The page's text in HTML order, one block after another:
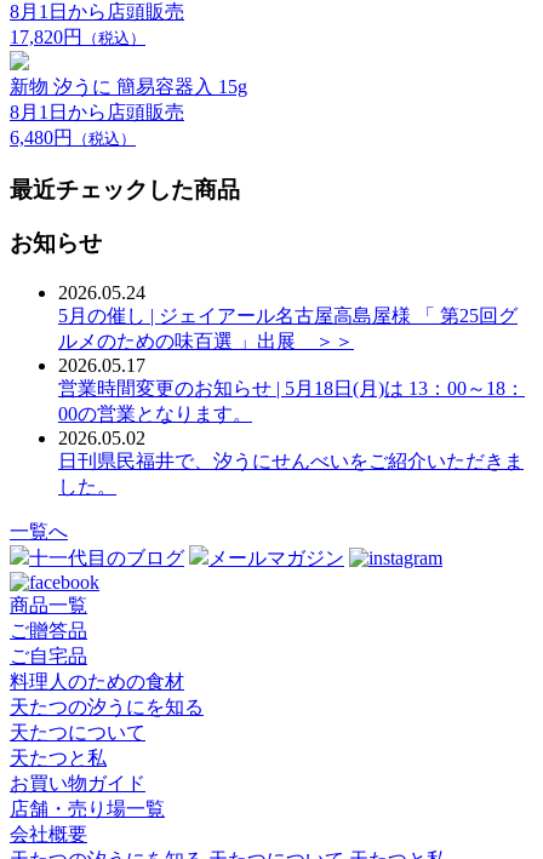
8月1日から店頭販売
17,820円
（税込）
新物 汐うに 簡易容器入 15g
8月1日から店頭販売
6,480円
（税込）
最近チェックした商品
お知らせ
2026.05.24
5月の催し | ジェイアール名古屋高島屋様 「 第25回グ
ルメのための味百選 」出展 ＞＞
2026.05.17
営業時間変更のお知らせ | 5月18日(月)は 13：00～18：
00の営業となります。
2026.05.02
日刊県民福井で、汐うにせんべいをご紹介いただきま
した。
一覧へ
十一代目のブログ
メールマガジン
商品一覧
ご贈答品
ご自宅品
料理人のための食材
天たつの汐うにを知る
天たつについて
天たつと私
お買い物ガイド
店舗・売り場一覧
会社概要